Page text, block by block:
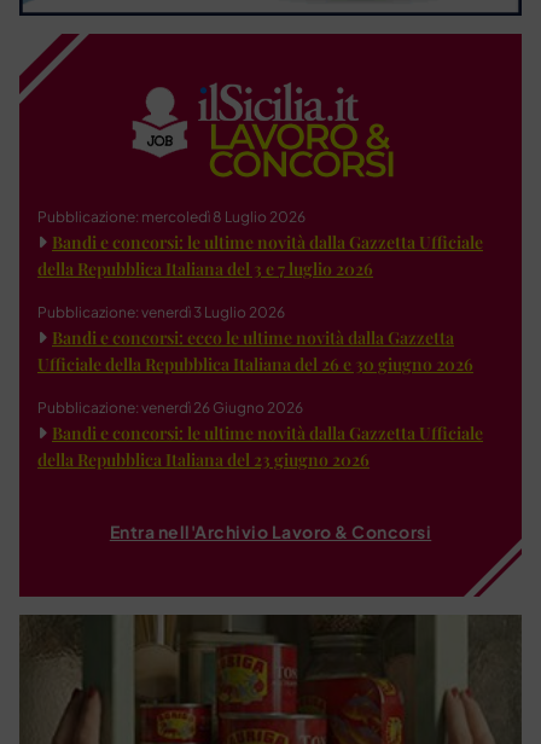
Pubblicazione: mercoledì 8 Luglio 2026
Bandi e concorsi: le ultime novità dalla Gazzetta Ufficiale
della Repubblica Italiana del 3 e 7 luglio 2026
Pubblicazione: venerdì 3 Luglio 2026
Bandi e concorsi: ecco le ultime novità dalla Gazzetta
Ufficiale della Repubblica Italiana del 26 e 30 giugno 2026
Pubblicazione: venerdì 26 Giugno 2026
Bandi e concorsi: le ultime novità dalla Gazzetta Ufficiale
della Repubblica Italiana del 23 giugno 2026
Entra nell'Archivio Lavoro & Concorsi